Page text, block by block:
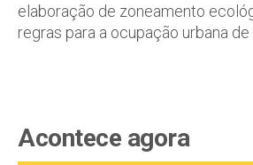
elaboração de zoneamento
regras para a ocupação urbana de
Acontece agora